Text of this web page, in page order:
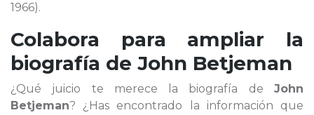
1966).
Colabora para ampliar la
biografía de John Betjeman
¿Qué juicio te merece la biografía de John
Betjeman? ¿Has encontrado la información que